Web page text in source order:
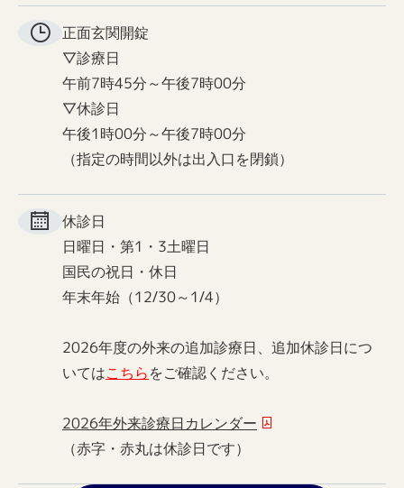
正面玄関開錠
▽診療日
午前7時45分～午後7時00分
▽休診日
午後1時00分～午後7時00分
（指定の時間以外は出入口を閉鎖）
休診日
日曜日・第1・3土曜日
国民の祝日・休日
年末年始（12/30～1/4）
2026年度の外来の追加診療日、追加休診日につ
いてはこちらをご確認ください。
2026年外来診療日カレンダー
（赤字・赤丸は休診日です）